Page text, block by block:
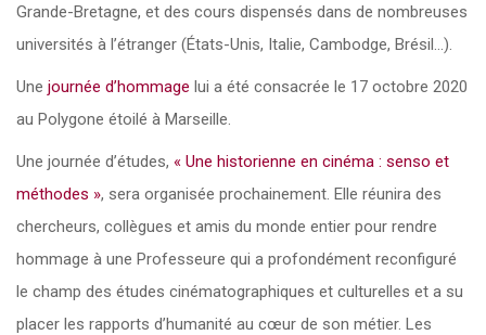
Grande-Bretagne, et des cours dispensés dans de nombreuses
universités à l’étranger (États-Unis, Italie, Cambodge, Brésil…).
Une journée d’hommage lui a été consacrée le 17 octobre 2020
au Polygone étoilé à Marseille.
Une journée d’études, « Une historienne en cinéma : senso et
méthodes », sera organisée prochainement. Elle réunira des
chercheurs, collègues et amis du monde entier pour rendre
hommage à une Professeure qui a profondément reconfiguré
le champ des études cinématographiques et culturelles et a su
placer les rapports d’humanité au cœur de son métier. Les